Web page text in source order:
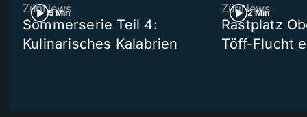
5 Min
ZüriNews
Sommerserie Teil 4:
Kulinarisches Kalabrien
2 Min
ZüriNews
Rastplatz
Töff-Flucht